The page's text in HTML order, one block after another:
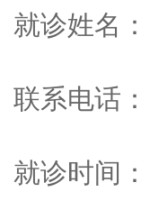
就诊姓名：
联系电话：
就诊时间：